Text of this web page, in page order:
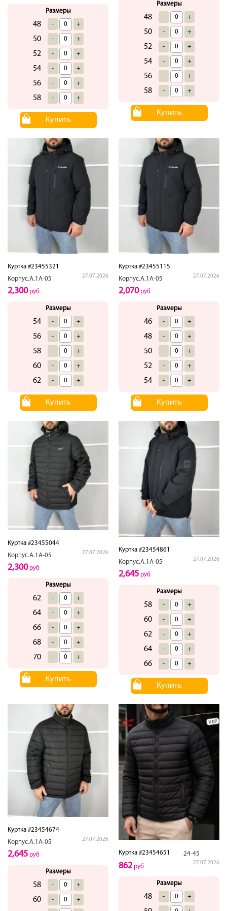
Размеры
48 - +
50 - +
52 - +
54 - +
56 - +
58 - +
Купить
Размеры
48 - +
50 - +
52 - +
54 - +
56 - +
58 - +
Купить
Куртка #23455321
Корпус.А.1А-05
27.07.2026
2,300руб
Размеры
54 - +
56 - +
58 - +
60 - +
62 - +
Купить
Куртка #23455115
Корпус.А.1А-05
27.07.2026
2,070руб
Размеры
46 - +
48 - +
50 - +
52 - +
54 - +
Купить
Куртка #23455044
Корпус.А.1А-05
27.07.2026
2,300руб
Размеры
62 - +
64 - +
66 - +
68 - +
70 - +
Купить
Куртка #23454861
Корпус.А.1А-05
27.07.2026
2,645 руб
Размеры
58 - +
60 - +
62 - +
64 - +
66 - +
Купить
Куртка #23454674
Корпус.А.1А-05
27.07.2026
2,645 руб
Размеры
58 - +
60 - +
Куртка #23454651 24-45
27.07.2026
862руб
Размеры
48 - +